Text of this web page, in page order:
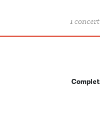
1 concert
Complet